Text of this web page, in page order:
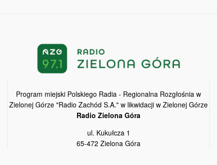
Program miejski Polskiego Radia - Regionalna Rozgłośnia w
Zielonej Górze "Radio Zachód S.A." w likwidacji w Zielonej Górze
Radio Zielona Góra
ul. Kukułcza 1
65-472 Zielona Góra